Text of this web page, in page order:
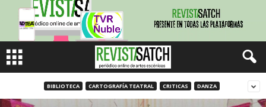
BIBLIOTECA CARTOGRAFÍA TEATRAL CRITICAS DANZA